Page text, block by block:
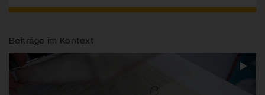
Beiträge im Kontext